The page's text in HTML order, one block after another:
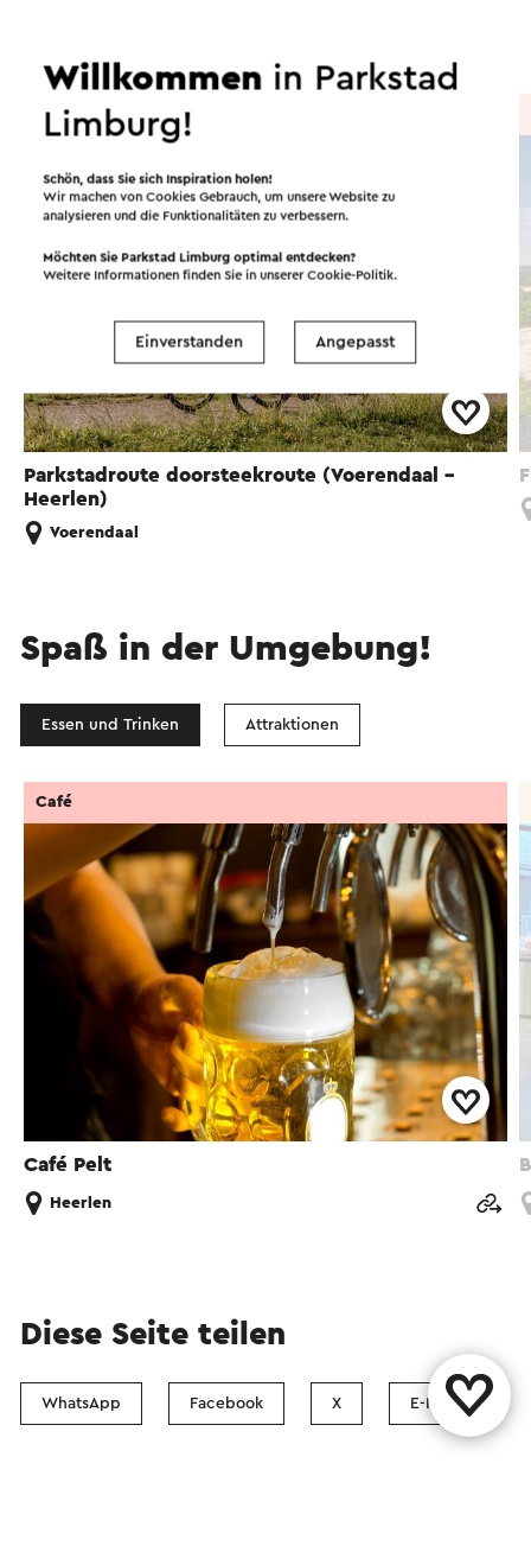
Parkstadroute doorsteekroute (Voerendaal -
Heerlen)
Radtour
Voerendaal
Spaß in der Umgebung!
Essen und Trinken Attraktionen
Café Pelt
Café
Heerlen
Diese Seite teilen
WhatsApp Facebook X E-Mail
Willkommen in Parkstad
Limburg!
Schön, dass Sie sich Inspiration holen!
Wir machen von Cookies Gebrauch, um unsere Website zu
analysieren und die Funktionalitäten zu verbessern.
Möchten Sie Parkstad Limburg optimal entdecken?
Weitere Informationen finden Sie in unsererCookie-Politik.
Einverstanden Angepasst